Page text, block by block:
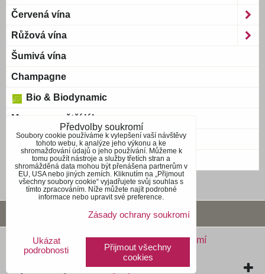
Červená vína
Růžová vína
Šumivá vína
Champagne
Bio & Biodynamic
Magnum a větší láhve
Bag-in-Box
Blue wine
Obchodní podmínky
Předvolby soukromí Zásady ochrany soukromí
Vytvořeno systémem:ByznysWeb.cz
Předvolby soukromí
Soubory cookie používáme k vylepšení vaší návštěvy
tohoto webu, k analýze jeho výkonu a ke
shromažďování údajů o jeho používání. Můžeme k
tomu použít nástroje a služby třetích stran a
shromážděná data mohou být přenášena partnerům v
EU, USA nebo jiných zemích. Kliknutím na „Přijmout
všechny soubory cookie“ vyjadřujete svůj souhlas s
tímto zpracováním. Níže můžete najít podrobné
informace nebo upravit své preference.
Zásady ochrany soukromí
Ukázat
podrobnosti
Přijmout všechny
cookies